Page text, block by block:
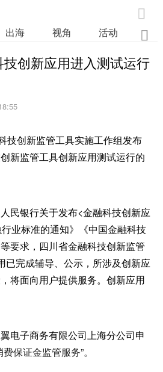

出海 视角 活动 业

创新应用进入测试运行
技创新监管工具实施工作组发布
新监管工具创新应用测试运行的
民银行关于发布<金融科技创新应
业标准的通知》《中国金融科技
要求，四川省金融科技创新监管
已完成辅导、公示，所涉及创新应
将面向用户提供服务。创新应用
电子商务有限公司上海分公司申
保证金监管服务”。